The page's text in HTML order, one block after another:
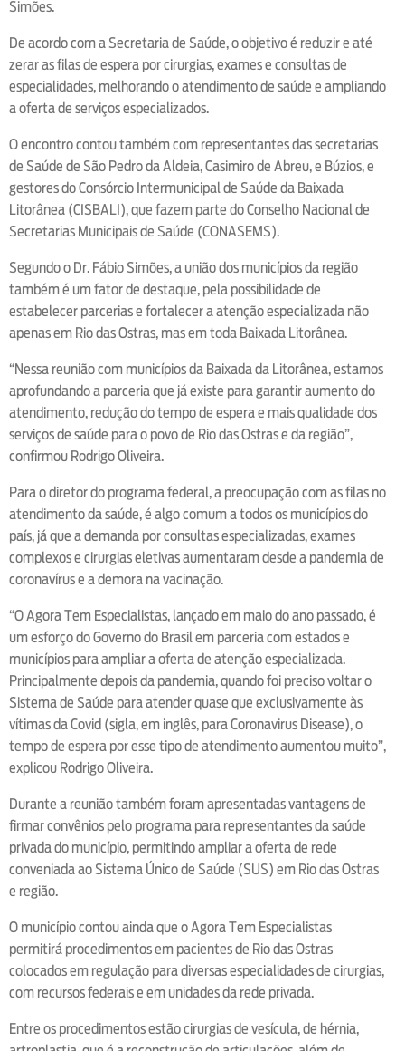
Simões.
De acordo com a Secretaria de Saúde, o objetivo é reduzir e até
zerar as filas de espera por cirurgias, exames e consultas de
especialidades, melhorando o atendimento de saúde e ampliando
a oferta de serviços especializados.
O encontro contou também com representantes das secretarias
de Saúde de São Pedro da Aldeia, Casimiro de Abreu, e Búzios, e
gestores do Consórcio Intermunicipal de Saúde da Baixada
Litorânea (CISBALI), que fazem parte do Conselho Nacional de
Secretarias Municipais de Saúde (CONASEMS).
Segundo o Dr. Fábio Simões, a união dos municípios da região
também é um fator de destaque, pela possibilidade de
estabelecer parcerias e fortalecer a atenção especializada não
apenas em Rio das Ostras, mas em toda Baixada Litorânea.
“Nessa reunião com municípios da Baixada da Litorânea, estamos
aprofundando a parceria que já existe para garantir aumento do
atendimento, redução do tempo de espera e mais qualidade dos
serviços de saúde para o povo de Rio das Ostras e da região”,
confirmou Rodrigo Oliveira.
Para o diretor do programa federal, a preocupação com as filas no
atendimento da saúde, é algo comum a todos os municípios do
país, já que a demanda por consultas especializadas, exames
complexos e cirurgias eletivas aumentaram desde a pandemia de
coronavírus e a demora na vacinação.
“O Agora Tem Especialistas, lançado em maio do ano passado, é
um esforço do Governo do Brasil em parceria com estados e
municípios para ampliar a oferta de atenção especializada.
Principalmente depois da pandemia, quando foi preciso voltar o
Sistema de Saúde para atender quase que exclusivamente às
vítimas da Covid (sigla, em inglês, para Coronavirus Disease), o
tempo de espera por esse tipo de atendimento aumentou muito”,
explicou Rodrigo Oliveira.
Durante a reunião também foram apresentadas vantagens de
firmar convênios pelo programa para representantes da saúde
privada do município, permitindo ampliar a oferta de rede
conveniada ao Sistema Único de Saúde (SUS) em Rio das Ostras
e região.
O município contou ainda que o Agora Tem Especialistas
permitirá procedimentos em pacientes de Rio das Ostras
colocados em regulação para diversas especialidades de cirurgias,
com recursos federais e em unidades da rede privada.
Entre os procedimentos estão cirurgias de vesícula, de hérnia,